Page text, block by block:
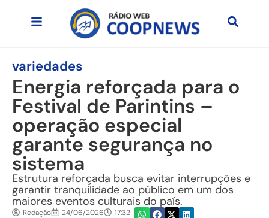
variedades
Energia reforçada para o
Festival de Parintins –
operação especial
garante segurança no
sistema
Estrutura reforçada busca evitar interrupções e
garantir tranquilidade ao público em um dos
maiores eventos culturais do país.
Redação 24/06/2026 17:32